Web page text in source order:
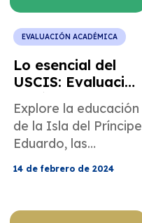
EVALUACIÓN ACADÉMICA
Lo esencial del
USCIS: Evaluación
de títulos de la
Isla del Príncipe
Eduardo, Canadá
Explore la educación
de la Isla del Príncipe
Eduardo, las
instituciones clave y
inmigración de
14 de febrero de 2024